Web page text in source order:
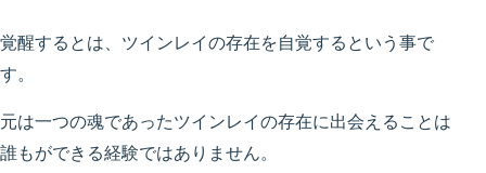
覚醒するとは、ツインレイの存在を自覚するという事で
す。
元は一つの魂であったツインレイの存在に出会えることは
誰もができる経験ではありません。